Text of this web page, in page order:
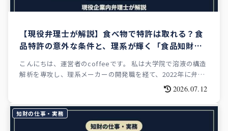
【現役弁理士が解説】食べ物で特許は取れる？食
品特許の意外な条件と、理系が輝く「食品知財」
こんにちは、運営者のcoffeeです。 私は大学院で溶液の構造
解析を専攻し、理系メーカーの開発職を経て、2022年に弁理
士試験に合格しました。現在は外資系企業の知財部で実務を
担当しながら、このブログを運営しています。 食品を専門に
研究してい...
2026.07.12
知財の仕事・実務